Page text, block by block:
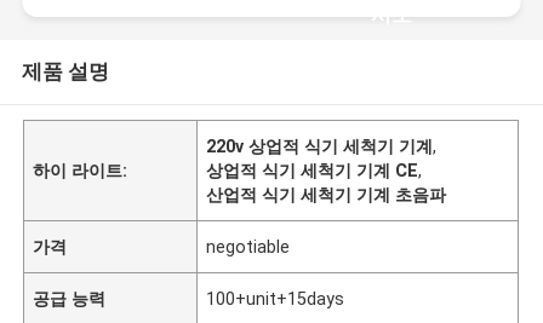
시오
제품 설명
하이 라이트:
220v 상업적 식기 세척기 기계,
상업적 식기 세척기 기계 CE,
산업적 식기 세척기 기계 초음파
가격 negotiable
공급 능력 100+unit+15days